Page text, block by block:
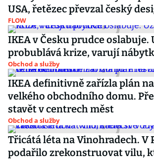
USA, řetězec převzal český
FLOW
IKEA v Česku prudce oslabuje.
probublává krize, varují
Obchod a služby
IKEA definitivně zařízla plán
velkého obchodního domu.
stavět v centrech měst
Obchod a služby
Třicátá léta na Vinohradech. V
podařilo zrekonstruovat vilu,